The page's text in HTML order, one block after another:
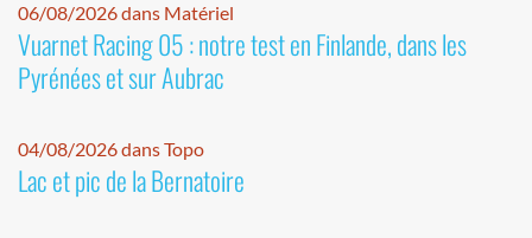
06/08/2026 dans Matériel
Vuarnet Racing 05 : notre test en Finlande, dans les
Pyrénées et sur Aubrac
04/08/2026 dans Topo
Lac et pic de la Bernatoire